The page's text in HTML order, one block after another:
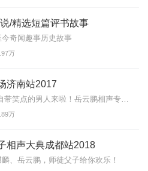
/精选短篇评书故事
奇闻趣事历史故事
万
济南站2017
那个自带BGM、自带笑点的男人来啦！岳云鹏相声专场济南站2017爆笑来袭！更有《学歌曲》《学聋哑》《写对...
万
相声大典成都站2018
、岳云鹏，师徒父子给你欢乐！